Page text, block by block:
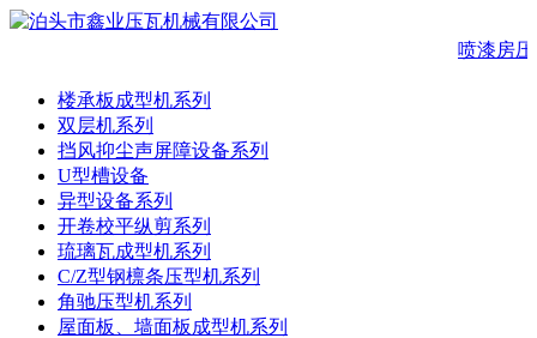
喷漆房
楼承板成型机系列
双层机系列
挡风抑尘声屏障设备系列
U型槽设备
异型设备系列
开卷校平纵剪系列
琉璃瓦成型机系列
C/Z型钢檩条压型机系列
角驰压型机系列
屋面板、墙面板成型机系列